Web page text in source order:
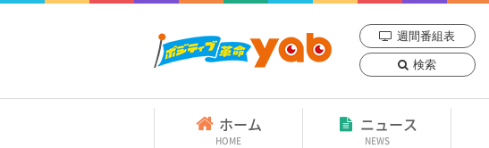
週間番組表
検索
ホーム
HOME
ニュース
NEWS